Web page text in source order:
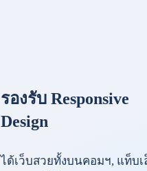
รองรับ Responsive
Design
ได้เว็บสวยทั้งบนคอมฯ, แท็บเ